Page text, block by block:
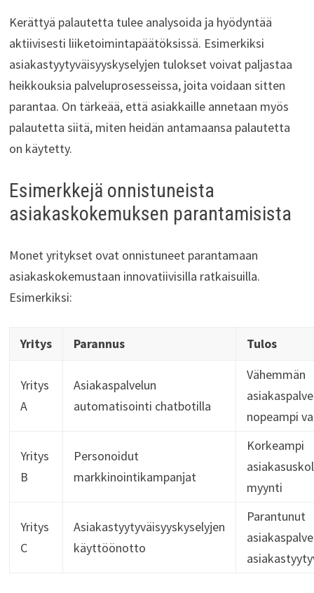
Kerättyä palautetta tulee analysoida ja hyödyntää
aktiivisesti liiketoimintapäätöksissä. Esimerkiksi
asiakastyytyväisyyskyselyjen tulokset voivat paljastaa
heikkouksia palveluprosesseissa, joita voidaan sitten
parantaa. On tärkeää, että asiakkaille annetaan myös
palautetta siitä, miten heidän antamaansa palautetta
on käytetty.
Esimerkkejä onnistuneista
asiakaskokemuksen parantamisista
Monet yritykset ovat onnistuneet parantamaan
asiakaskokemustaan innovatiivisilla ratkaisuilla.
Esimerkiksi:
Yritys Parannus Tulos
Yritys
A
Asiakaspalvelun
automatisointi chatbotilla
Vähemmän
nopeampi
Yritys
B
Personoidut
markkinointikampanjat
Korkeampi
myynti
Yritys
C
Asiakastyytyväisyyskyselyjen
käyttöönotto
Parantunut